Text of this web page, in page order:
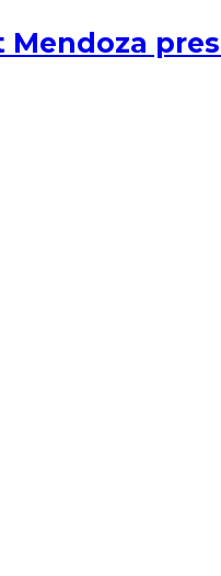
Mendoza